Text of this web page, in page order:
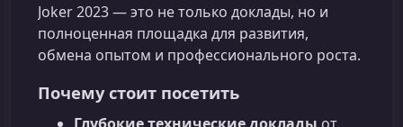
Joker 2023 — это не только доклады, но и
полноценная площадка для развития,
обмена опытом и профессионального роста.
Почему стоит посетить